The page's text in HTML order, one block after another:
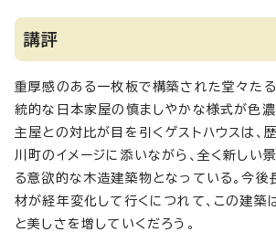
講評
重厚感のある一枚板で構築された堂々た
統的な日本家屋の慎ましやかな様式が色
主屋との対比が目を引くゲストハウスは、
川町のイメージに添いながら、全く新しい
る意欲的な木造建築物となっている。今後
材が経年変化して行くにつれて、この建築
と美しさを増していくだろう。